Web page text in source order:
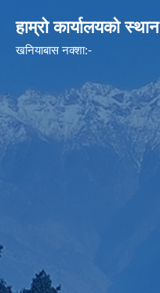
हाम्रो कार्यालयको स्थान
खनियाबास नक्शा:-